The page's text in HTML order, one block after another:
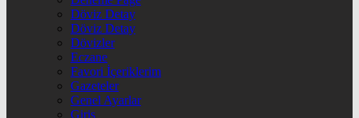
Döviz Detay
Döviz Detay
Dövizler
Eczane
Favori İçeriklerim
Gazeteler
Genel Ayarlar
Giriş